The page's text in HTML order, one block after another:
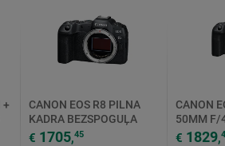
+
CANON EOS R8 PILNA
KADRA BEZSPOGUĻA
KAMERA BODY 24.2MPX
€ 1705,45
CANON
50MM F/
€ 1829,